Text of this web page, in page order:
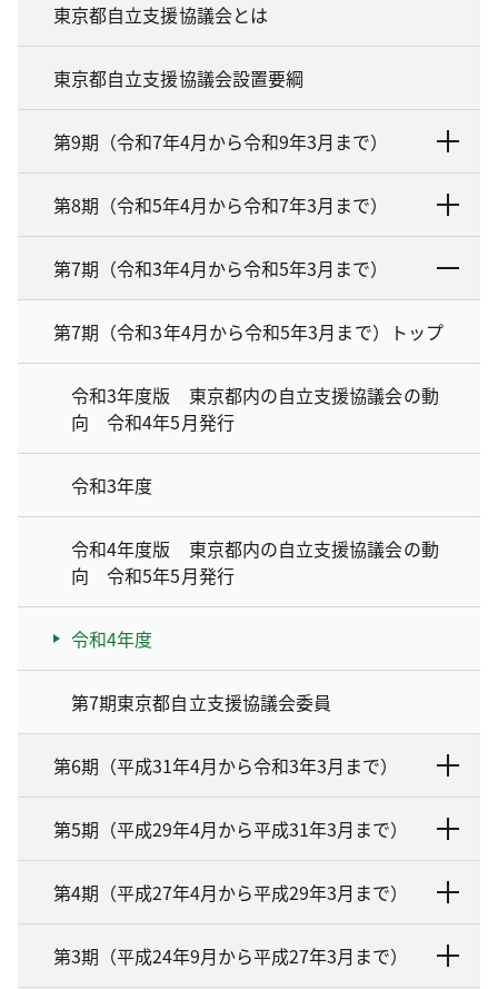
東京都自立支援協議会とは
東京都自立支援協議会設置要綱
第9期（令和7年4月から令和9年3月まで）
第8期（令和5年4月から令和7年3月まで）
第7期（令和3年4月から令和5年3月まで）
第7期（令和3年4月から令和5年3月まで）トップ
令和3年度版 東京都内の自立支援協議会の動
向 令和4年5月発行
令和3年度
令和4年度版 東京都内の自立支援協議会の動
向 令和5年5月発行
令和4年度
第7期東京都自立支援協議会委員
第6期（平成31年4月から令和3年3月まで）
第5期（平成29年4月から平成31年3月まで）
第4期（平成27年4月から平成29年3月まで）
第3期（平成24年9月から平成27年3月まで）